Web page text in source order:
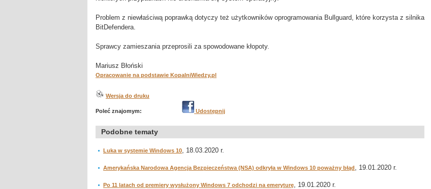
Problem z niewłaściwą poprawką dotyczy też użytkowników oprogramowania Bullguard, które korzysta z silnika
BitDefendera.
Sprawcy zamieszania przeprosili za spowodowane kłopoty.
Mariusz Błoński
Opracowanie na podstawie KopalniWiedzy.pl
Wersja do druku
Poleć znajomym: Udostępnij
Podobne tematy
Luka w systemie Windows 10, 18.03.2020 r.
Amerykańska Narodowa Agencja Bezpieczeństwa (NSA) odkryła w Windows 10 poważny błąd, 19.01.2020 r.
Po 11 latach od premiery wysłużony Windows 7 odchodzi na emeryturę, 19.01.2020 r.